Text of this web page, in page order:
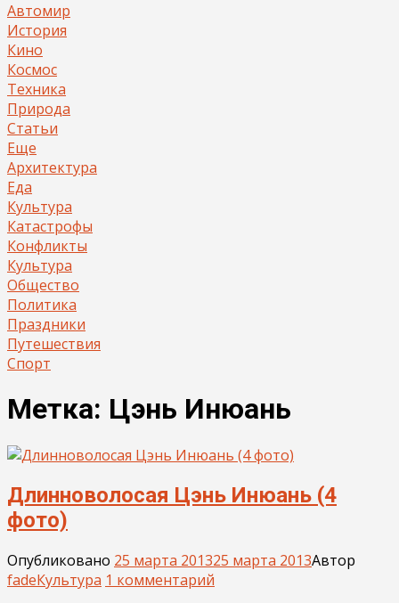
Автомир
История
Кино
Космос
Техника
Природа
Статьи
Еще
Архитектура
Еда
Культура
Катастрофы
Конфликты
Культура
Общество
Политика
Праздники
Путешествия
Спорт
Метка: Цэнь Инюань
Длинноволосая Цэнь Инюань (4
фото)
Опубликовано 25 марта 201325 марта 2013Автор
fadeКультура 1 комментарий